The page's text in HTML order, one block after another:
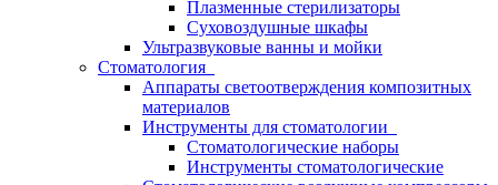
Плазменные стерилизаторы
Суховоздушные шкафы
Ультразвуковые ванны и мойки
Стоматология
Аппараты светоотверждения композитных
материалов
Инструменты для стоматологии
Стоматологические наборы
Инструменты стоматологические